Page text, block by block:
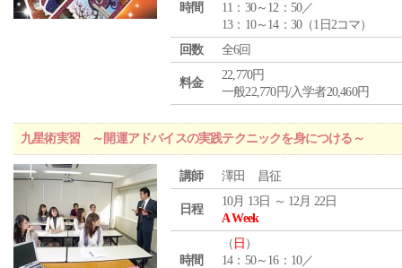
時間
11：30～12：50／
13：10～14：30（1日2コマ）
回数
全6回
料金
22,770円
一般22,770円/入学者20,460円
九星術実習 ～開運アドバイスの実践テクニックを身につける～
講師 澤田 昌征
日程
10月 13日 ～ 12月 22日
A Week
時間
（ 日 ）
14：50～16：10／